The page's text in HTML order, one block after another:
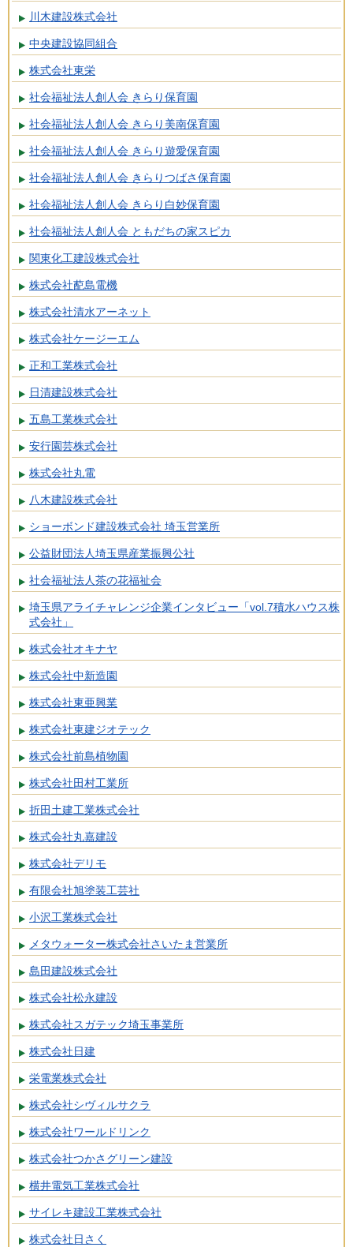
川木建設株式会社
中央建設協同組合
株式会社東栄
社会福祉法人創人会 きらり保育園
社会福祉法人創人会 きらり美南保育園
社会福祉法人創人会 きらり遊愛保育園
社会福祉法人創人会 きらりつばさ保育園
社会福祉法人創人会 きらり白妙保育園
社会福祉法人創人会 ともだちの家スピカ
関東化工建設株式会社
株式会社蓜島電機
株式会社清水アーネット
株式会社ケージーエム
正和工業株式会社
日清建設株式会社
五島工業株式会社
安行園芸株式会社
株式会社丸電
八木建設株式会社
ショーボンド建設株式会社 埼玉営業所
公益財団法人埼玉県産業振興公社
社会福祉法人茶の花福祉会
埼玉県アライチャレンジ企業インタビュー「vol.7積水ハウス株
式会社」
株式会社オキナヤ
株式会社中新造園
株式会社東亜興業
株式会社東建ジオテック
株式会社前島植物園
株式会社田村工業所
折田土建工業株式会社
株式会社丸嘉建設
株式会社デリモ
有限会社旭塗装工芸社
小沢工業株式会社
メタウォーター株式会社さいたま営業所
島田建設株式会社
株式会社松永建設
株式会社スガテック埼玉事業所
株式会社日建
栄電業株式会社
株式会社シヴィルサクラ
株式会社ワールドリンク
株式会社つかさグリーン建設
横井電気工業株式会社
サイレキ建設工業株式会社
株式会社日さく